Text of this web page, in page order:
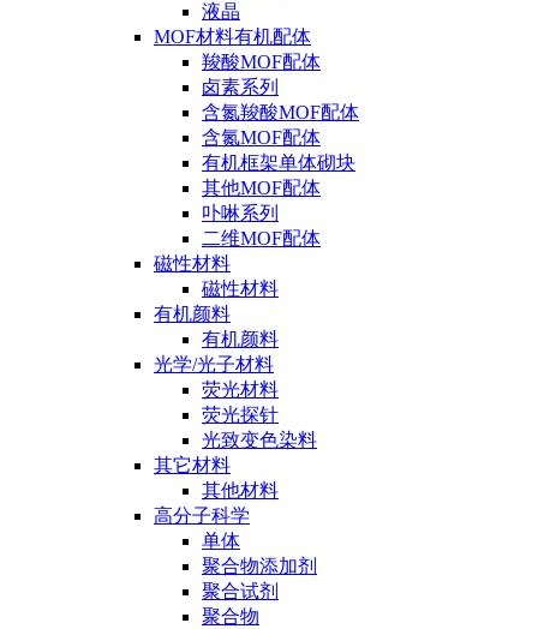
液晶
MOF材料有机配体
羧酸MOF配体
卤素系列
含氮羧酸MOF配体
含氮MOF配体
有机框架单体砌块
其他MOF配体
卟啉系列
二维MOF配体
磁性材料
磁性材料
有机颜料
有机颜料
光学/光子材料
荧光材料
荧光探针
光致变色染料
其它材料
其他材料
高分子科学
单体
聚合物添加剂
聚合试剂
聚合物